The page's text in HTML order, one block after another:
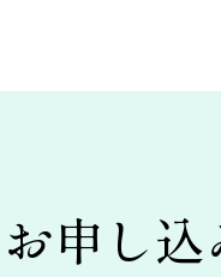
お申し込